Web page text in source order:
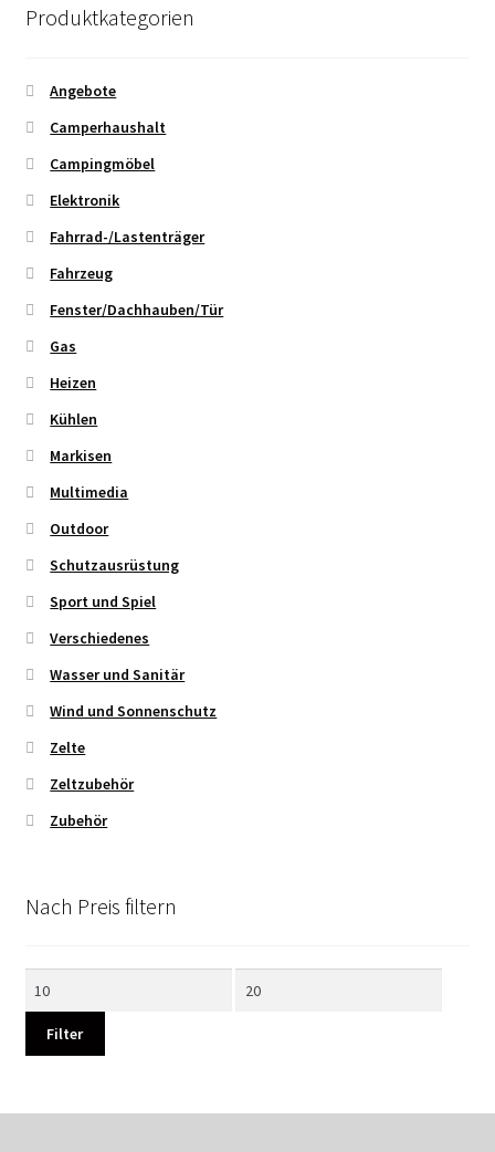
Produktkategorien
Angebote
Camperhaushalt
Campingmöbel
Elektronik
Fahrrad-/Lastenträger
Fahrzeug
Fenster/Dachhauben/Tür
Gas
Heizen
Kühlen
Markisen
Multimedia
Outdoor
Schutzausrüstung
Sport und Spiel
Verschiedenes
Wasser und Sanitär
Wind und Sonnenschutz
Zelte
Zeltzubehör
Zubehör
Nach Preis filtern
Filter